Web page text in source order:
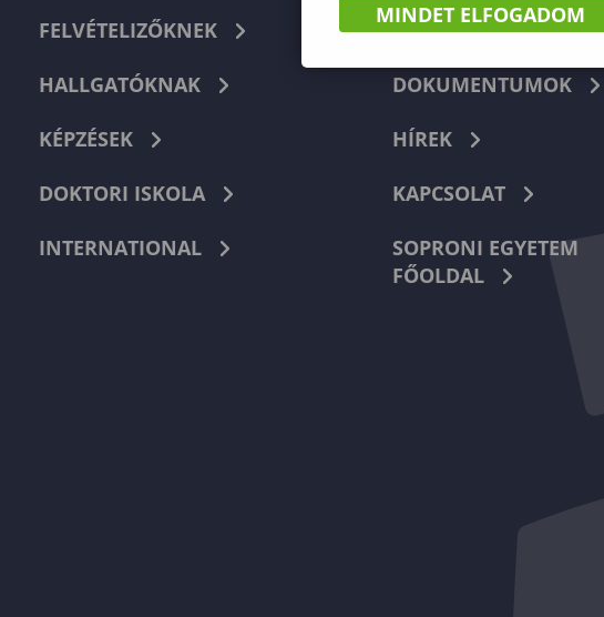
FELVÉTELIZŐKNEK
HALLGATÓKNAK
KÉPZÉSEK
DOKTORI ISKOLA
INTERNATIONAL
TELEFONKÖNYV
DOKUMENTUMOK
HÍREK
KAPCSOLAT
SOPRONI EGYETEM
FŐOLDAL
MINDET ELFOGADOM